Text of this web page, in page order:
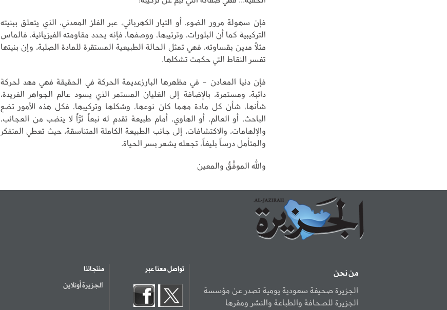
فإن سهولة مرور الضوء، أو التيار الكهربائي، عبر الفلز المعدني، الذي يتعلق ببنيته
التركيبية كما أن البلورات، وترتيبها، ووصفها، فإنه يحدد مقاومته الفيزيائية، فالماس
مثلاً مدين بقساوته، فهي تمثل الحالة الطبيعية المستقرة للمادة الصلبة، وإن بنيتها
تفسر النقاط التي حكمت تشكلها.
فإن دنيا المعادن - في مظهرها البارزعديمة الحركة في الحقيقة فهي مهد لحركة
دائبة، ومستمرة، بالإضافة إلى الغليان المستمر الذي يسود عالم الجواهر الفريدة،
شأنها، شأن كل مادة مهما كان نوعها، وشكلها وتركيبها، فكل هذه الأمور تضع
الباحث، أو العالم، أو الهاوي، أمام طبيعة تقدم له نبعاً ثرَّاً لا ينضب من العجائب،
والإلهامات، والاكتشافات، إلى جانب الطبيعة الكاملة المتناسقة، حيث تعطي المتفكر
والمتأمل درساً بليغاً، تجعله يشعر بسر الحياة.
والله الموفِّقُ والمعين
من نحن
الجزيرة صحيفة سعودية يومية تصدر عن مؤسسة
الجزيرة للصحافة والطباعة والنشر ومقرها
تواصل معنا عبر منتجاتنا
الجزيرة أونلاين